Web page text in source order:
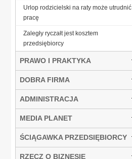
Urlop rodzicielski na raty może utrudnić
pracę
Zaległy ryczałt jest kosztem
przedsiębiorcy
PRAWO I PRAKTYKA
DOBRA FIRMA
ADMINISTRACJA
MEDIA PLANET
ŚCIĄGAWKA PRZEDSIĘBIORCY
RZECZ O BIZNESIE